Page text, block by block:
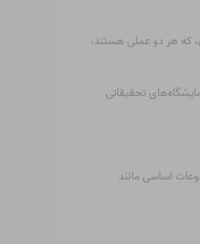
که هر دو عملی هستند،
تحقیقاتی
اساسی مانند